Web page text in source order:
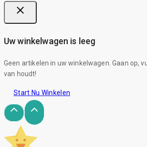
Uw winkelwagen is leeg
Geen artikelen in uw winkelwagen. Gaan op,
van houdt!
Start Nu Winkelen